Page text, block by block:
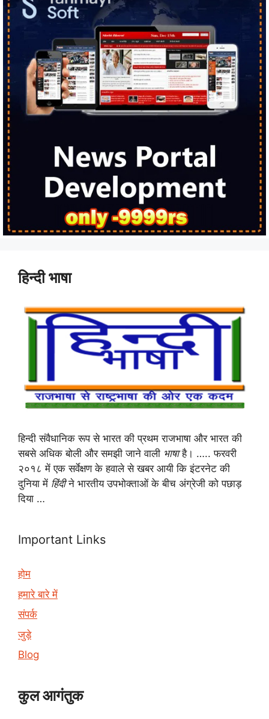
हिन्दी भाषा
हिन्दी संवैधानिक रूप से भारत की प्रथम राजभाषा और भारत की
सबसे अधिक बोली और समझी जाने वाली भाषाहै। ….. फरवरी
२०१८ में एक सर्वेक्षण के हवाले से खबर आयी कि इंटरनेट की
दुनिया में हिंदीने भारतीय उपभोक्ताओं के बीच अंग्रेजी को पछाड़
दिया …
Important Links
होम
हमारे बारे में
संपर्क
जुड़े
Blog
कुल आगंतुक